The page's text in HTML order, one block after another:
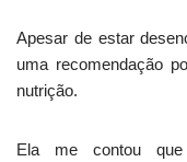
Apesar de estar
uma recomendação
nutrição.
Ela me contou que